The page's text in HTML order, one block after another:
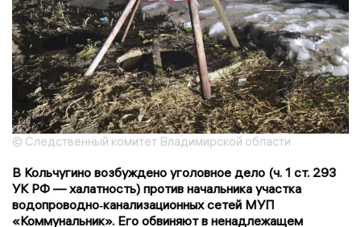
© Следственный комитет Владимирской области
В Кольчугино возбуждено уголовное дело (ч. 1 ст. 293
УК РФ — халатность) против начальника участка
водопроводно‑канализационных сетей МУП
«Коммунальник». Его обвиняют в ненадлежащем